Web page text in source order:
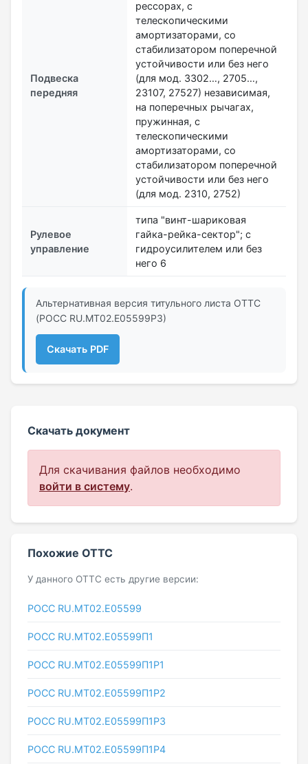
Подвеска
передняя
рессорах, с
телескопическими
амортизаторами, со
стабилизатором поперечной
устойчивости или без него
(для мод. 3302…, 2705…,
23107, 27527) независимая,
на поперечных рычагах,
пружинная, с
телескопическими
амортизаторами, со
стабилизатором поперечной
устойчивости или без него
(для мод. 2310, 2752)
Рулевое
управление
типа "винт-шариковая
гайка-рейка-сектор"; с
гидроусилителем или без
него 6
Альтернативная версия титульного листа ОТТС
(РОСС RU.МТ02.E05599Р3)
Скачать PDF
Скачать документ
Для скачивания файлов необходимо
войти в систему.
Похожие ОТТС
У данного ОТТС есть другие версии:
РОСС RU.МТ02.E05599
РОСС RU.МТ02.E05599П1
РОСС RU.МТ02.E05599П1Р1
РОСС RU.МТ02.E05599П1Р2
РОСС RU.МТ02.E05599П1Р3
РОСС RU.МТ02.E05599П1Р4